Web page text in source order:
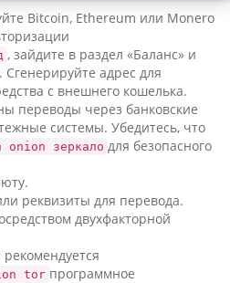
Bit­co­in, Ethe­re­um или Mone­ro
, зайдите в раздел «Баланс» и
адрес для
с внешнего кошелька.
переводы через банковские
системы. Убедитесь, что
onion зеркало для безопасного
реквизиты для перевода.
двухфакторной
tor программное